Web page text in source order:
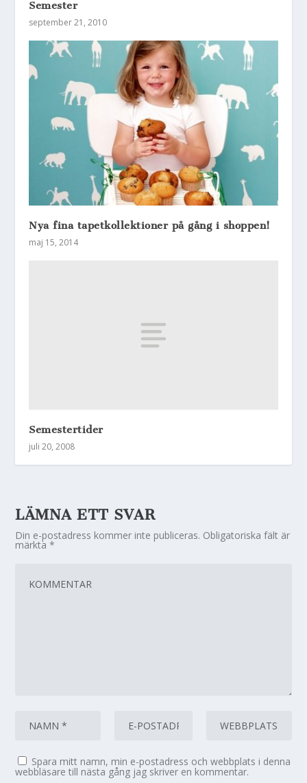
Semester
september 21, 2010
Nya fina tapetkollektioner på gång i shoppen!
maj 15, 2014
Semestertider
juli 20, 2008
LÄMNA ETT SVAR
Din e-postadress kommer inte publiceras. Obligatoriska fält är
märkta*
Spara mitt namn, min e-postadress och webbplats i denna
webbläsare till nästa gång jag skriver en kommentar.